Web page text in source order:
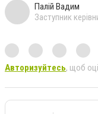
Палій Вадим
Заступник
Авторизуйтесь, щоб